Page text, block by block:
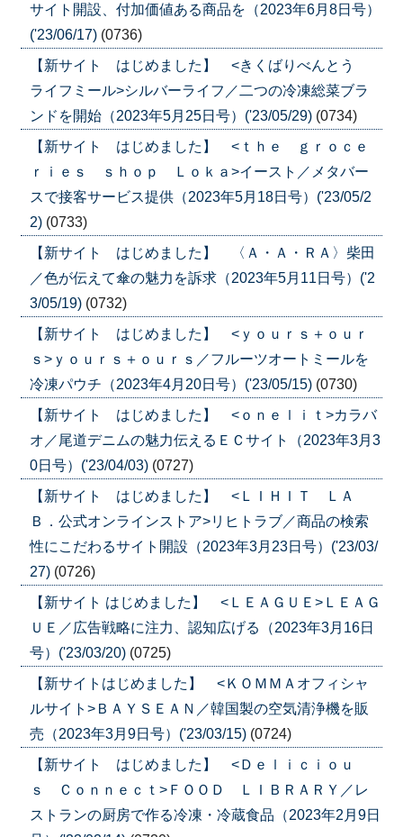
サイト開設、付加価値ある商品を（2023年6月8日号）
('23/06/17) (0736)
【新サイト はじめました】 <きくばりべんとう
ライフミール>シルバーライフ／二つの冷凍総菜ブラ
ンドを開始（2023年5月25日号）('23/05/29) (0734)
【新サイト はじめました】 <ｔｈｅ ｇｒｏｃｅ
ｒｉｅｓ ｓｈｏｐ Ｌｏｋａ>イースト／メタバー
スで接客サービス提供（2023年5月18日号）('23/05/2
2) (0733)
【新サイト はじめました】 〈Ａ・Ａ・ＲＡ〉柴田
／色が伝えて傘の魅力を訴求（2023年5月11日号）('2
3/05/19) (0732)
【新サイト はじめました】 <ｙｏｕｒｓ＋ｏｕｒ
ｓ>ｙｏｕｒｓ＋ｏｕｒｓ／フルーツオートミールを
冷凍パウチ（2023年4月20日号）('23/05/15) (0730)
【新サイト はじめました】 <ｏｎｅｌｉｔ>カラバ
オ／尾道デニムの魅力伝えるＥＣサイト（2023年3月3
0日号）('23/04/03) (0727)
【新サイト はじめました】 <ＬＩＨＩＴ ＬＡ
Ｂ．公式オンラインストア>リヒトラブ／商品の検索
性にこだわるサイト開設（2023年3月23日号）('23/03/
27) (0726)
【新サイト はじめました】 <ＬＥＡＧＵＥ>ＬＥＡＧ
ＵＥ／広告戦略に注力、認知広げる（2023年3月16日
号）('23/03/20) (0725)
【新サイトはじめました】 <ＫＯＭＭＡオフィシャ
ルサイト>ＢＡＹＳＥＡＮ／韓国製の空気清浄機を販
売（2023年3月9日号）('23/03/15) (0724)
【新サイト はじめました】 <Ｄｅｌｉｃｉｏｕ
ｓ Ｃｏｎｎｅｃｔ>ＦＯＯＤ ＬＩＢＲＡＲＹ／レ
ストランの厨房で作る冷凍・冷蔵食品（2023年2月9日